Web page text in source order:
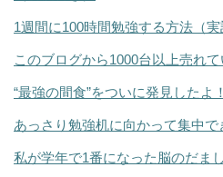
1週間に100時間勉強する方法（実
このブログから1000台以上売れ
“最強の間食”をついに発見したよ！
あっさり勉強机に向かって集中で
私が学年で1番になった脳のだま